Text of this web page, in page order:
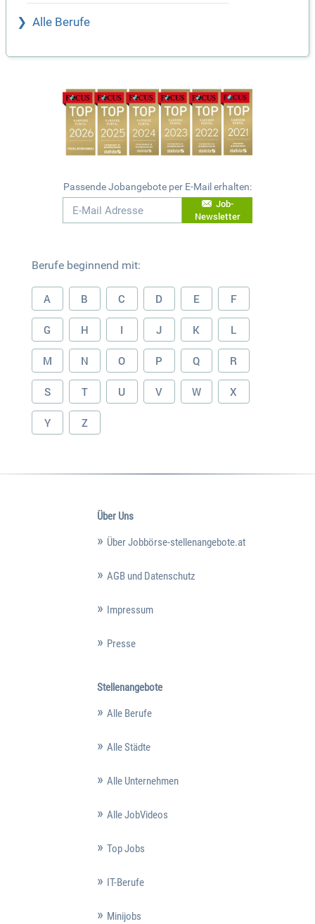
Alle Berufe
Passende Jobangebote per E-Mail erhalten:
Job-
Newsletter
Berufe beginnend mit:
A B C D E F
G H I J K L
M N O P Q R
S T U V W X
Y Z
Über Uns
Über Jobbörse-stellenangebote.at
AGB und Datenschutz
Impressum
Presse
Stellenangebote
Alle Berufe
Alle Städte
Alle Unternehmen
Alle JobVideos
Top Jobs
IT-Berufe
Minijobs